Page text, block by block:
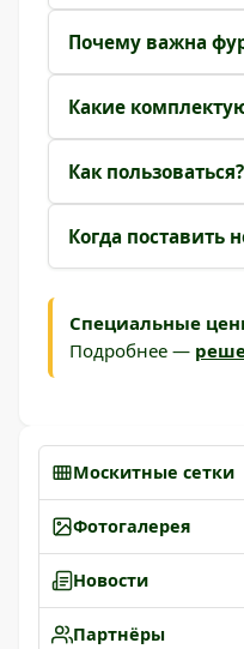
Почему важна
Какие
Как пользоваться?
Когда поставить
Специальные
Подробнее —
Москитные сетки
Фотогалерея
Новости
Партнёры